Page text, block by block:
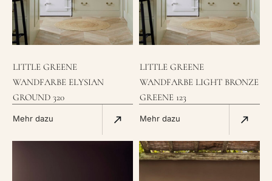
LITTLE GREENE
WANDFARBE ELYSIAN
GROUND 320
Mehr dazu
LITTLE GREENE
WANDFARBE LIGHT BRONZE
GREENE 123
Mehr dazu